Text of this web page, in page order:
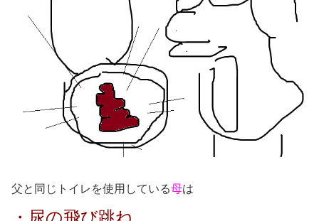
父と同じトイレを使用している母は
・尿の飛び跳ね